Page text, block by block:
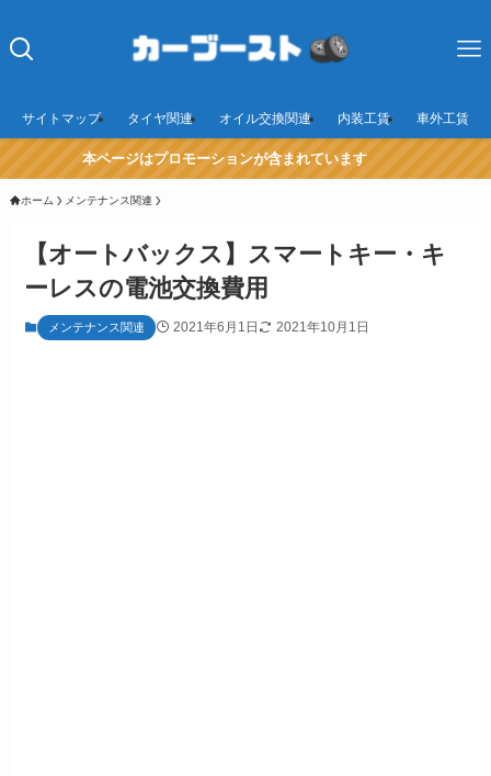
サイトマップ タイヤ関連 オイル交換関連 内装工賃 車外工賃
本ページはプロモーションが含まれています
ホーム メンテナンス関連
【オートバックス】スマートキー・キ
ーレスの電池交換費用
メンテナンス関連 2021年6月1日 2021年10月1日